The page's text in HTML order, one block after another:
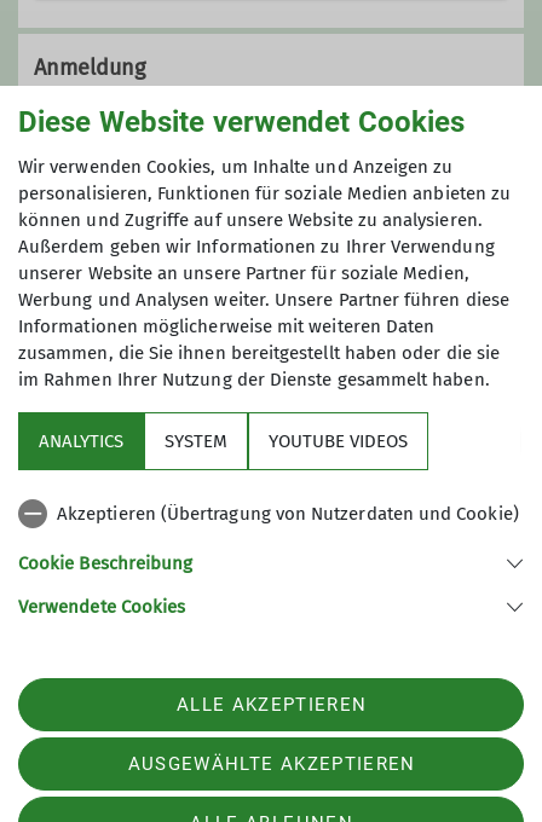
Klettern verbindet – und das tun wir
auch! Unsere inklusive Klettergruppe
richtet sich an alle, die Freude an
Bewegung haben: Menschen mit und
Beeinträchtigungen, mit oder ohne
Klettererfahrung. Ob du Unterstützung
brauchst oder einfach nur Spaß am
Klettern hast – bei uns bist du
herzlich willkommen!
Im Mittelpunkt steht nicht die
Leistung, sondern das gemeinsame
Erleben. Jede*r klettert in eigenem
Tempo, gut gesichert und mit
Seite. Wir wachsen gemeinsam über
der Bewegung, überwinden Ängste
und feiern echte Erfolgserlebnisse.
gegenseitige Unterstützung und eine
lernen können – ganz ohne
etwas mit, das die Gruppe bereichert.
Anmeldung
Eine Anmeldung zu den Terminen ist
notwendig, bitte nutzt dafür das
Anfrageformular.
Anfrage senden
Sektion
DAV
Sektion Koblenz des Deutschen Alpenvereins e.V.
Telefon +4926179452
Datenschutz-Einstellungen
Datenschutz
Impressum
Diese Website verwendet Cookies
Wir verwenden Cookies, um Inhalte und Anzeigen zu
personalisieren, Funktionen für soziale Medien anbieten zu
können und Zugriffe auf unsere Website zu analysieren.
Außerdem geben wir Informationen zu Ihrer Verwendung
unserer Website an unsere Partner für soziale Medien,
Werbung und Analysen weiter. Unsere Partner führen diese
Informationen möglicherweise mit weiteren Daten
zusammen, die Sie ihnen bereitgestellt haben oder die sie
im Rahmen Ihrer Nutzung der Dienste gesammelt haben.
ANALYTICS SYSTEM YOUTUBE VIDEOS
Akzeptieren (Übertragung von Nutzerdaten und Cookie)
Cookie Beschreibung
Verwendete Cookies
ALLE AKZEPTIEREN
AUSGEWÄHLTE AKZEPTIEREN